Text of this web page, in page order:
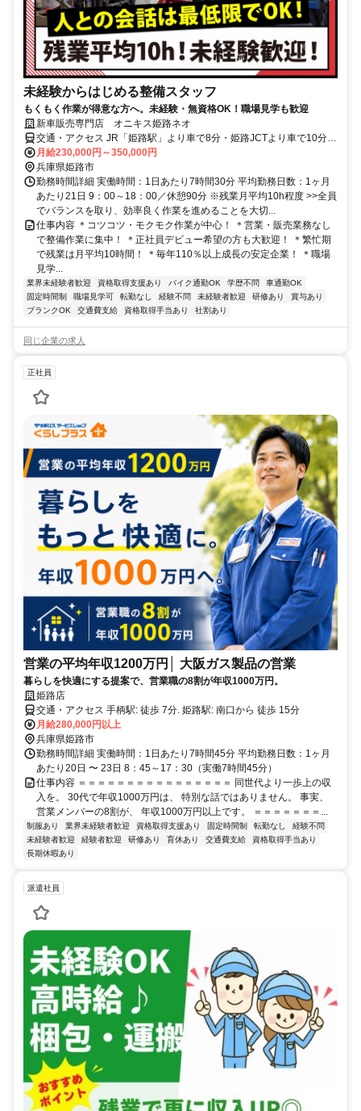
未経験からはじめる整備スタッフ
もくもく作業が得意な方へ。未経験・無資格OK！職場見学も歓迎
新車販売専門店 オニキス姫路ネオ
交通・アクセス JR「姫路駅」より車で8分・姫路JCTより車で10分
◆車通勤OK
月給230,000円～350,000円
兵庫県姫路市
勤務時間詳細 実働時間：1日あたり7時間30分 平均勤務日数：1ヶ月
あたり21日 9：00～18：00／休憩90分 ※残業月平均10h程度 >>全員
でバランスを取り、効率良く作業を進めることを大切...
仕事内容 ＊コツコツ・モクモク作業が中心！ ＊営業・販売業務なし
で整備作業に集中！ ＊正社員デビュー希望の方も大歓迎！ ＊繁忙期
で残業は月平均10時間！ ＊毎年110％以上成長の安定企業！ ＊職場
見学...
業界未経験者歓迎 資格取得支援あり バイク通勤OK 学歴不問
車通勤OK
固定時間制
職場見学可 転勤なし 経験不問 未経験者歓迎 研修あり
賞与あり
ブランクOK
交通費支給 資格取得手当あり 社割あり
同じ企業の求人
正社員
営業の平均年収1200万円│ 大阪ガス製品の営業
暮らしを快適にする提案で、営業職の8割が年収1000万円。
姫路店
交通・アクセス 手柄駅: 徒歩 7分. 姫路駅: 南口から 徒歩 15分
月給280,000円以上
兵庫県姫路市
勤務時間詳細 実働時間：1日あたり7時間45分 平均勤務日数：1ヶ月
あたり20日 〜 23日 8：45～17：30（実働7時間45分）
仕事内容 ＝＝＝＝＝＝＝＝＝＝＝＝＝＝＝＝ 同世代より一歩上の収
入を。 30代で年収1000万円は、 特別な話ではありません。 事実、
営業メンバーの8割が、 年収1000万円以上です。 ＝＝＝＝＝＝＝...
制服あり 業界未経験者歓迎 資格取得支援あり 固定時間制 転勤なし
経験不問
未経験者歓迎
経験者歓迎 研修あり 育休あり 交通費支給
資格取得手当あり
長期休暇あり
派遣社員